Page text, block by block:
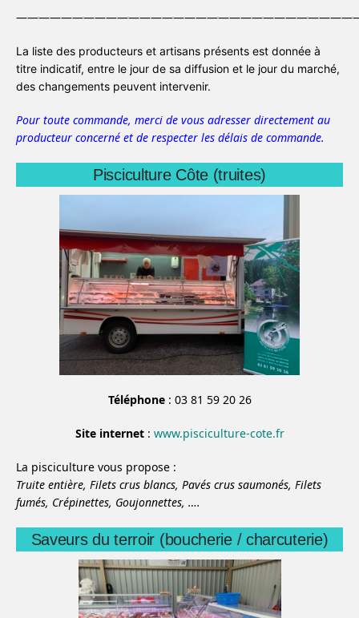
La liste des producteurs et artisans présents est donnée à
titre indicatif, entre le jour de sa diffusion et le jour du marché,
des changements peuvent intervenir.
Pour toute commande, merci de vous adresser directement au
producteur concerné et de respecter les délais de commande.
Pisciculture Côte (truites)
Téléphone: 03 81 59 20 26
Site internet: www.pisciculture-cote.fr
La pisciculture vous propose :
Truite entière, Filets crus blancs, Pavés crus saumonés, Filets
fumés, Crépinettes, Goujonnettes, ….
Saveurs du terroir (boucherie / charcuterie)